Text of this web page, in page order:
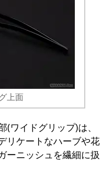
上面
ワイドグリップ)は、
リケートなハーブや花
ーニッシュを繊細に扱